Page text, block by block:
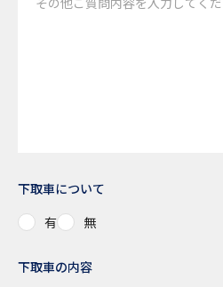
下取車について
有
無
下取車の内容